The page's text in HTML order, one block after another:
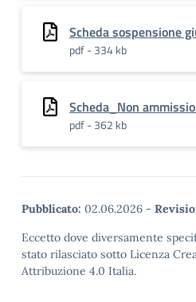
Scheda sospensione
pdf - 334 kb
Scheda_Non
pdf - 362 kb
Pubblicato: 02.06.2026 -
Eccetto dove diversamente
stato rilasciato sotto Licenza
Attribuzione 4.0 Italia.